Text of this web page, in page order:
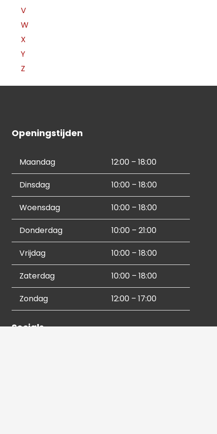
V
W
X
Y
Z
Openingstijden
Maandag 12:00 – 18:00
Dinsdag 10:00 – 18:00
Woensdag 10:00 – 18:00
Donderdag 10:00 – 21:00
Vrijdag 10:00 – 18:00
Zaterdag 10:00 – 18:00
Zondag 12:00 – 17:00
Socials